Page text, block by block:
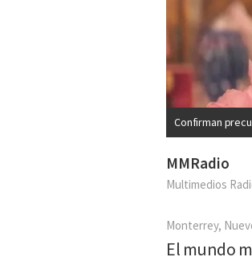
Confirman
MMRadio
Multimedios
Monterrey,
El mundo